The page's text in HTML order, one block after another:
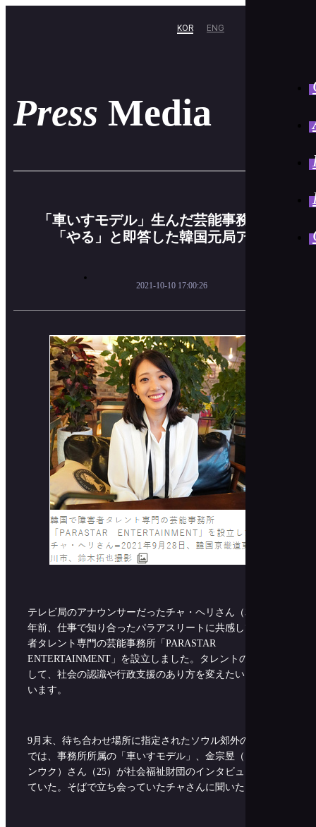
KOR ENG
Press Media
「車いすモデル」生んだ芸能事務所
「やる」と即答した韓国元局アナ
2021-10-10 17:00:26
テレビ局のアナウンサーだったチャ・ヘリさん（32）は1
年前、仕事で知り合ったパラアスリートに共感して、障害
者タレント専門の芸能事務所「PARASTAR
ENTERTAINMENT」を設立しました。タレントの活躍を通
して、社会の認識や行政支援のあり方を変えたいと考えて
います。
9月末、待ち合わせ場所に指定されたソウル郊外のカフェ
では、事務所所属の「車いすモデル」、金宗昱（キムジョ
ンウク）さん（25）が社会福祉財団のインタビューを受け
ていた。そばで立ち会っていたチャさんに聞いた。